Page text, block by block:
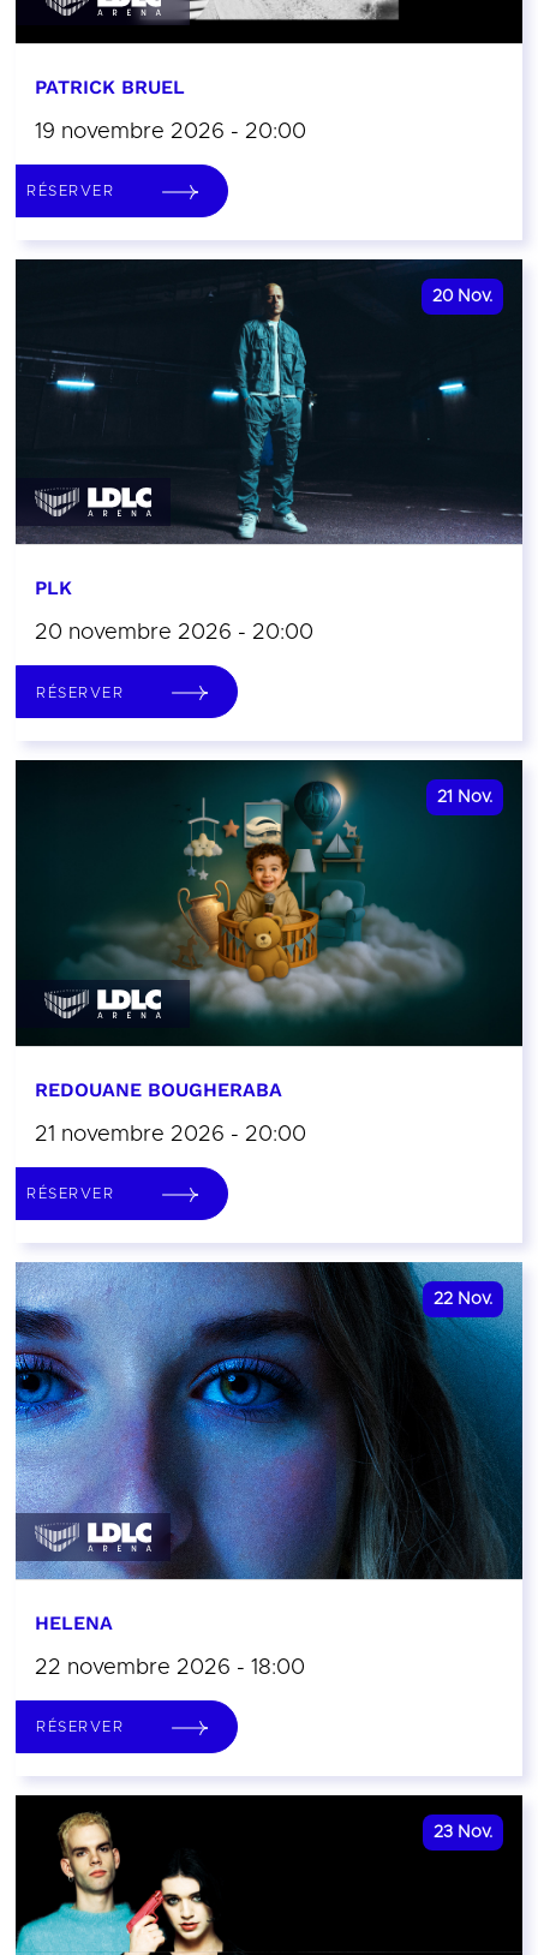
PATRICK BRUEL
19 novembre 2026 - 20:00
RÉSERVER
20 Nov.
PLK
20 novembre 2026 - 20:00
RÉSERVER
21 Nov.
REDOUANE BOUGHERABA
21 novembre 2026 - 20:00
RÉSERVER
22 Nov.
HELENA
22 novembre 2026 - 18:00
RÉSERVER
23 Nov.